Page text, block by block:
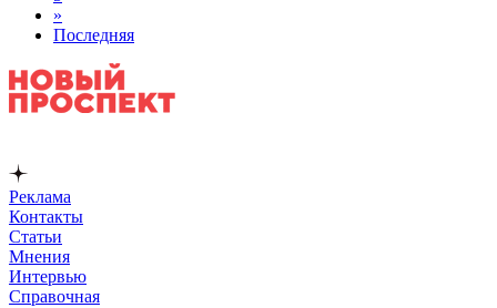
»
Последняя
Реклама
Контакты
Статьи
Мнения
Интервью
Справочная